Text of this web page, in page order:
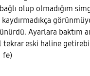
olup olmadığım
Ayarlara baktım
tekrar eski haline
fe)